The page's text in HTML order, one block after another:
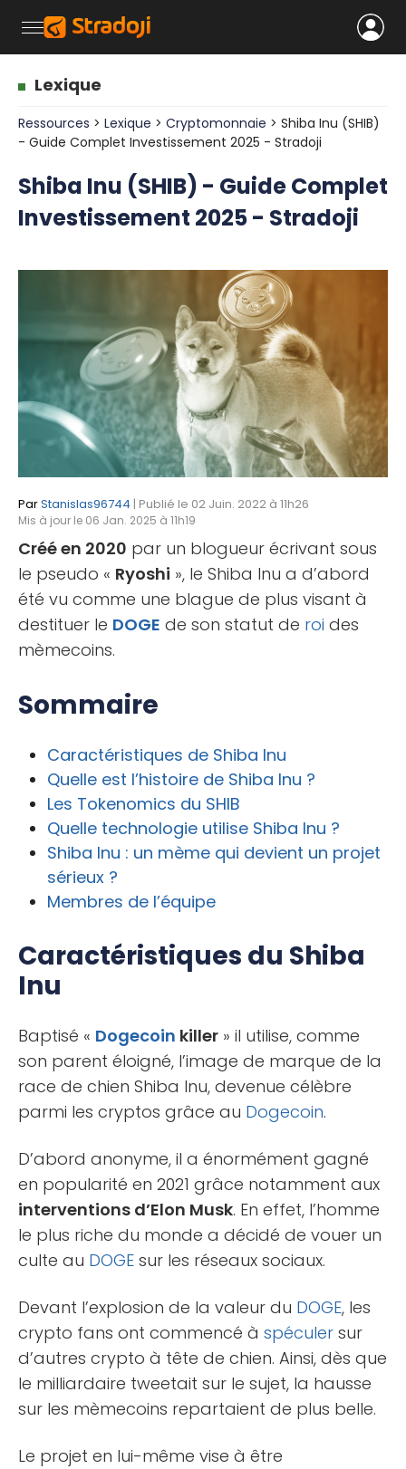
Lexique
Ressources > Lexique > Cryptomonnaie > Shiba Inu (SHIB)
- Guide Complet Investissement 2025 - Stradoji
Shiba Inu (SHIB) - Guide Complet
Investissement 2025 - Stradoji
ParStanislas96744 | Publié le 02 Juin. 2022 à 11h26
Mis à jour le 06 Jan. 2025 à 11h19
Créé en 2020 par un blogueur écrivant sous
le pseudo « Ryoshi », le Shiba Inu a d’abord
été vu comme une blague de plus visant à
destituer le DOGE de son statut de roi des
mèmecoins.
Sommaire
Caractéristiques de Shiba Inu
Quelle est l’histoire de Shiba Inu ?
Les Tokenomics du SHIB
Quelle technologie utilise Shiba Inu ?
Shiba Inu : un mème qui devient un projet
sérieux ?
Membres de l’équipe
Caractéristiques du Shiba
Inu
Baptisé « Dogecoin killer » il utilise, comme
son parent éloigné, l’image de marque de la
race de chien Shiba Inu, devenue célèbre
parmi les cryptos grâce au Dogecoin.
D’abord anonyme, il a énormément gagné
en popularité en 2021 grâce notamment aux
interventions d’Elon Musk. En effet, l’homme
le plus riche du monde a décidé de vouer un
culte au DOGE sur les réseaux sociaux.
Devant l’explosion de la valeur du DOGE, les
crypto fans ont commencé à spéculer sur
d’autres crypto à tête de chien. Ainsi, dès que
le milliardaire tweetait sur le sujet, la hausse
sur les mèmecoins repartaient de plus belle.
Le projet en lui-même vise à être